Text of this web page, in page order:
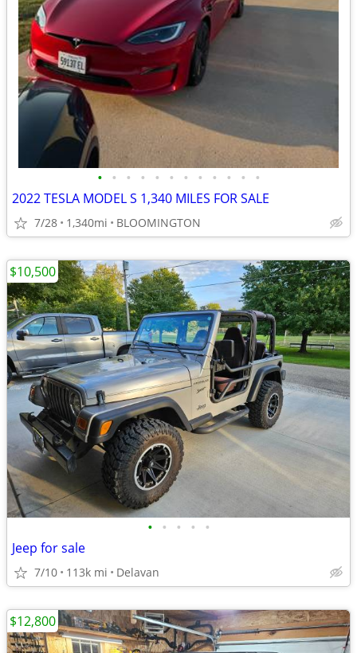
• • • • • • • • • • • •
2022 TESLA MODEL S 1,340 MILES FOR SALE
7/28 1,340mi BLOOMINGTON
• • • • •
Jeep for sale
7/10 113k mi Delavan
$10,500
$12,800